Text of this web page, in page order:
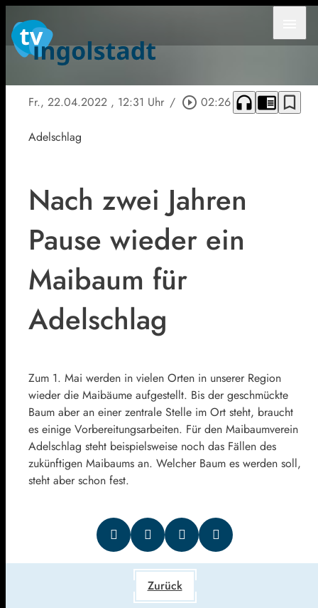
Fr., 22.04.2022 , 12:31 Uhr / play_circle_outline 02:26 headphones chrome_reader_mode bookmark_border
Adelschlag
Nach zwei Jahren
Pause wieder ein
Maibaum für
Adelschlag
Zum 1. Mai werden in vielen Orten in unserer Region
wieder die Maibäume aufgestellt. Bis der geschmückte
Baum aber an einer zentrale Stelle im Ort steht, braucht
es einige Vorbereitungsarbeiten. Für den Maibaumverein
Adelschlag steht beispielsweise noch das Fällen des
zukünftigen Maibaums an. Welcher Baum es werden soll,
steht aber schon fest.
Zurück